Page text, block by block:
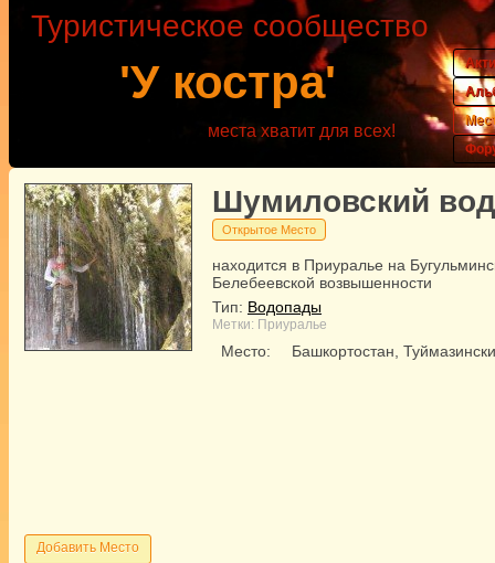
'У костра'
Туристическое сообщество
места хватит для всех!
Шумиловский
Открытое Место
находится в Приуралье на
Белебеевской возвышенности
Тип: Водопады
Метки: Приуралье
Место: Башкортостан,
Добавить Место